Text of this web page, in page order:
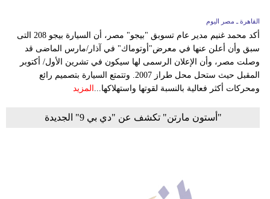
البرلمان
المغربي
القاهرة ـ مصر اليوم
أكد محمد غنيم مدير عام تسوبق "بيجو" مصر، أن السيارة بيجو 208 التى
سبق وأن أعلن عنها في معرض"أوتوماك" في آذار/مارس الماضى قد
وصلت مصر، وأن الإعلان الرسمى لها سيكون في تشرين الأول/ أكتوبر
المقبل حيث ستحل محل طراز 2007. وتتمتع السيارة بتصميم رائع
ومحركات أكثر فعالية بالنسبة لقوتها واستهلاكها... المزيد
"أستون مارتن" تكشف عن "دي بي 9" الجديدة